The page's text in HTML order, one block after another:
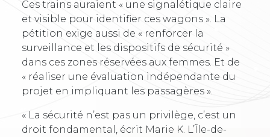
Ces trains auraient « une signalétique claire
et visible pour identifier ces wagons ». La
pétition exige aussi de « renforcer la
surveillance et les dispositifs de sécurité »
dans ces zones réservées aux femmes. Et de
« réaliser une évaluation indépendante du
projet en impliquant les passagères ».
« La sécurité n’est pas un privilège, c’est un
droit fondamental, écrit Marie K. L’Île-de-